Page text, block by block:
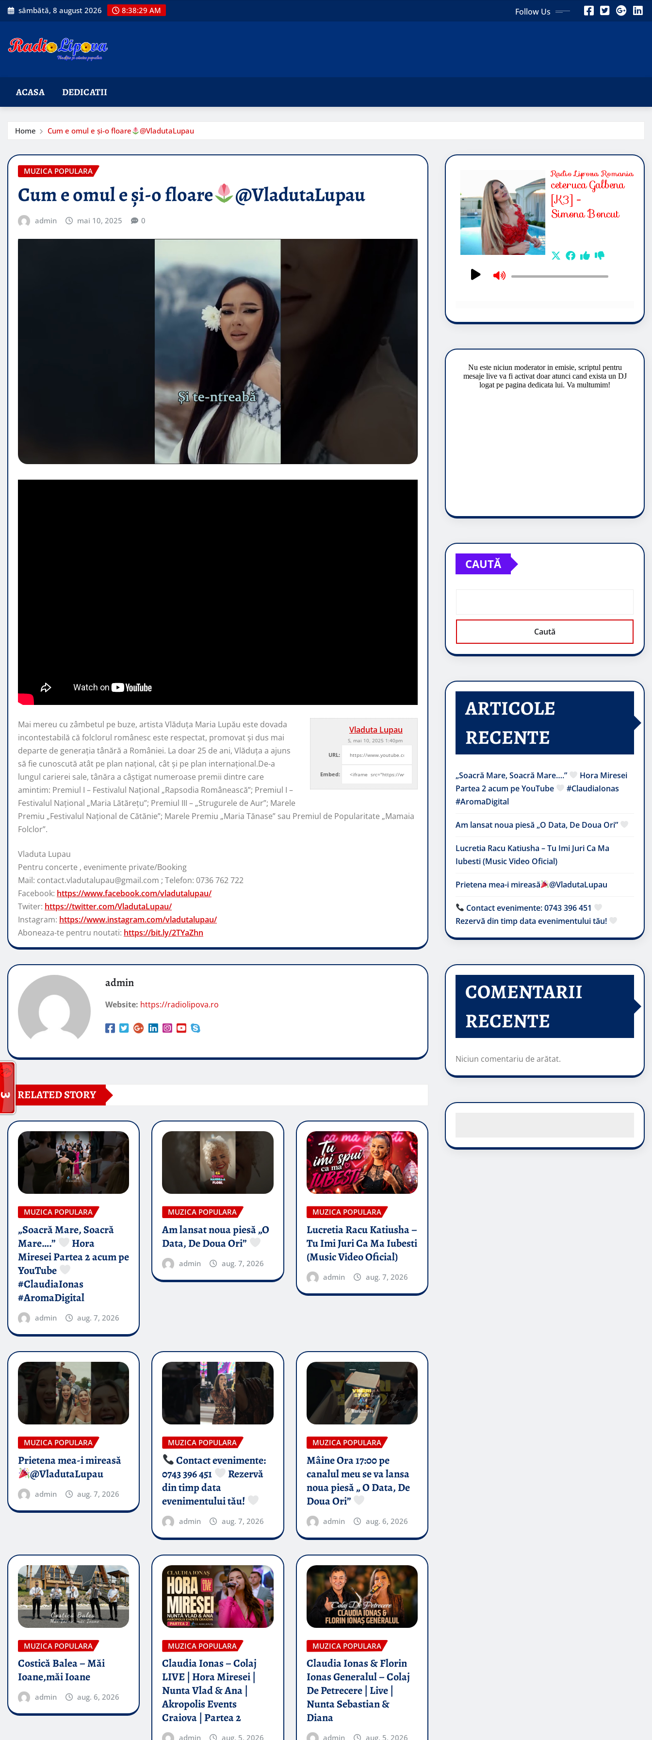
Skip
to
sâmbătă, 8 august 2026 8:38:30 AM Follow Us
ACASA DEDICATII
Home Cum e omul e și-o floare @VladutaLupau
MUZICA POPULARA
Cum e omul e și-o floare @VladutaLupau
admin mai 10, 2025 0
Vladuta Lupau
S, mai 10, 2025 1:40pm
URL:
Embed:
Mai mereu cu zâmbetul pe buze, artista Vlăduța Maria Lupău este dovada
incontestabilă că folclorul românesc este respectat, promovat şi dus mai
departe de generaţia tânără a României. La doar 25 de ani, Vlăduța a ajuns
să fie cunoscută atât pe plan naţional, cât şi pe plan internaţional.De-a
lungul carierei sale, tânăra a câştigat numeroase premii dintre care
amintim: Premiul I – Festivalul Național „Rapsodia Românească”; Premiul I –
Festivalul Național „Maria Lătărețu”; Premiul III – „Strugurele de Aur”; Marele
Premiu „Festivalul Național de Cătănie”; Marele Premiu „Maria Tănase” sau Premiul de Popularitate „Mamaia
Folclor”.
Vladuta Lupau
Pentru concerte , evenimente private/Booking
Mail: contact.vladutalupau@gmail.com ; Telefon: 0736 762 722
Facebook: https://www.facebook.com/vladutalupau/
Twiter: https://twitter.com/VladutaLupau/
Instagram: https://www.instagram.com/vladutalupau/
Aboneaza-te pentru noutati: https://bit.ly/2TYaZhn
admin
Website: https://radiolipova.ro
RELATED STORY
MUZICA POPULARA
„Soacră Mare, Soacră
Mare….”
Hora
Miresei Partea 2 acum pe
YouTube
#ClaudiaIonas
#AromaDigital
admin aug. 7, 2026
MUZICA POPULARA
Am lansat noua piesă „O
Data, De Doua Ori”
admin aug. 7, 2026
MUZICA POPULARA
Lucretia Racu Katiusha –
Tu Imi Juri Ca Ma Iubesti
(Music Video Oficial)
admin aug. 7, 2026
MUZICA POPULARA
Prietena mea-i mireasă​
@VladutaLupau
admin aug. 7, 2026
MUZICA POPULARA
Contact evenimente:
0743 396 451
Rezervă
din timp data
evenimentului tău!
admin aug. 7, 2026
MUZICA POPULARA
Mâine Ora 17:00 pe
canalul meu se va lansa
noua piesă „ O Data, De
Doua Ori”
admin aug. 6, 2026
MUZICA POPULARA
Costică Balea – Măi
Ioane,măi Ioane
admin aug. 6, 2026
MUZICA POPULARA
Claudia Ionas – Colaj
LIVE | Hora Miresei |
Nunta Vlad & Ana |
Akropolis Events
Craiova | Partea 2
admin aug. 5, 2026
MUZICA POPULARA
Claudia Ionas & Florin
Ionas Generalul – Colaj
De Petrecere | Live |
Nunta Sebastian &
Diana
admin aug. 5, 2026
CAUTĂ
Caută
ARTICOLE
RECENTE
„Soacră Mare, Soacră Mare….”
Hora Miresei
Partea 2 acum pe YouTube
#ClaudiaIonas
#AromaDigital
Am lansat noua piesă „O Data, De Doua Ori”
Lucretia Racu Katiusha – Tu Imi Juri Ca Ma
Iubesti (Music Video Oficial)
Prietena mea-i mireasă​ @VladutaLupau
Contact evenimente: 0743 396 451
Rezervă din timp data evenimentului tău!
COMENTARII
RECENTE
Niciun comentariu de arătat.